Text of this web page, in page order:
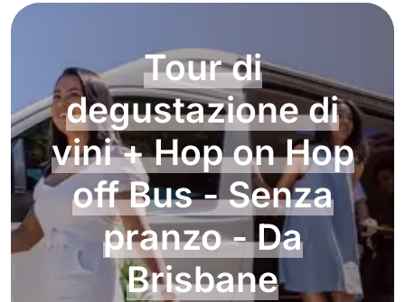
Tour di
degustazione di
vini + Hop on Hop
off Bus - Senza
pranzo - Da
Brisbane